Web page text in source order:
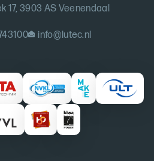
17, 3903 AS Veenendaal
info@lutec.nl